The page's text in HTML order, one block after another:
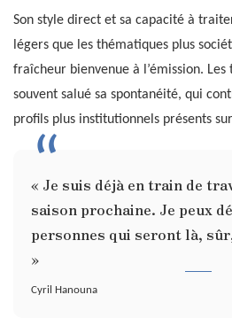
Son style direct et sa capacité à
légers que les thématiques plus
fraîcheur bienvenue à l’émission.
souvent salué sa spontanéité, qui
profils plus institutionnels présents
« Je suis déjà en train de
saison prochaine. Je peux
personnes qui seront là,
»
Cyril Hanouna